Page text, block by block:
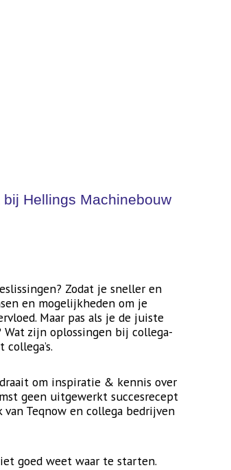
Hellings Machinebouw
Zodat je sneller en
en mogelijkheden om je
Maar pas als je de juiste
zijn oplossingen bij collega-
om inspiratie & kennis over
geen uitgewerkt succesrecept
Teqnow en collega bedrijven
goed weet waar te starten.